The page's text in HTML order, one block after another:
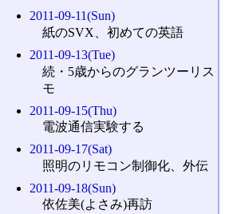
2011-09-11(Sun)
紙のSVX、初めての英語
2011-09-13(Tue)
続・5歳からのグランツーリス
モ
2011-09-15(Thu)
電波通信実験する
2011-09-17(Sat)
照明のリモコン制御化、外伝
2011-09-18(Sun)
依佐美(よさみ)再訪